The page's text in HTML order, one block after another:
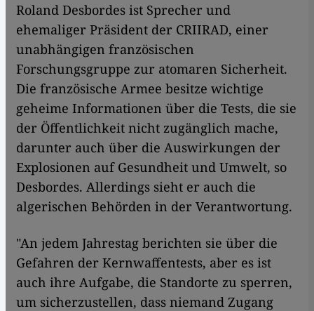
Roland Desbordes ist Sprecher und
ehemaliger Präsident der CRIIRAD, einer
unabhängigen französischen
Forschungsgruppe zur atomaren Sicherheit.
Die französische Armee besitze wichtige
geheime Informationen über die Tests, die sie
der Öffentlichkeit nicht zugänglich mache,
darunter auch über die Auswirkungen der
Explosionen auf Gesundheit und Umwelt, so
Desbordes. Allerdings sieht er auch die
algerischen Behörden in der Verantwortung.
"An jedem Jahrestag berichten sie über die
Gefahren der Kernwaffentests, aber es ist
auch ihre Aufgabe, die Standorte zu sperren,
um sicherzustellen, dass niemand Zugang